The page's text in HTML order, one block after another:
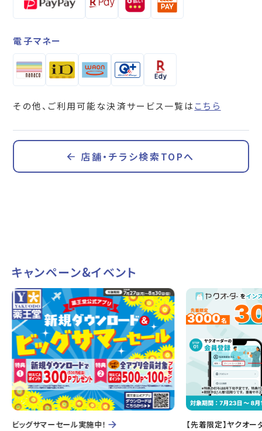
電子マネー
その他、ご利用可能な決済サービス一覧は こちら
店舗・チラシ検索TOPへ
キャンペーン&イベント
ビッグサマーセール実施中！
【先着限定】ヤクオ